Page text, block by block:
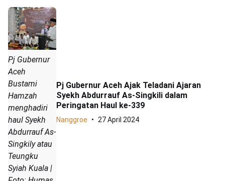
Pj Gubernur
Aceh
Bustami
Hamzah
menghadiri
haul Syekh
Abdurrauf As-
Singkily atau
Teungku
Syiah Kuala |
Pj Gubernur Aceh Ajak Teladani Ajaran
Syekh Abdurrauf As-Singkili dalam
Peringatan Haul ke-339
Nanggroe 27 April 2024